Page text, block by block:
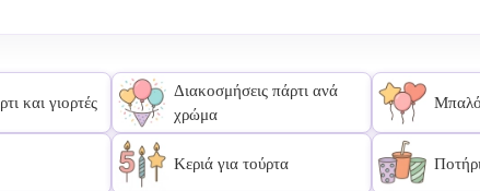
και γιορτές
Διακοσμήσεις πάρτι ανά
χρώμα
Κεριά για τούρτα